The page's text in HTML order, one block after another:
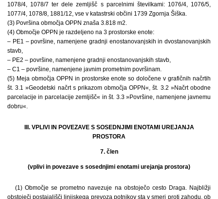
1078/4, 1078/7 ter dele zemljišč s parcelnimi številkami: 1076/4, 1076/5,
1077/4, 1078/8, 1881/12, vse v katastrski občini 1739 Zgornja Šiška.
(3) Površina območja OPPN znaša 3.818 m2.
(4) Območje OPPN je razdeljeno na 3 prostorske enote:
– PE1 – površine, namenjene gradnji enostanovanjskih in dvostanovanjskih
stavb,
– PE2 – površine, namenjene gradnji enostanovanjskih stavb,
– C1 – površine, namenjene javnim prometnim površinam.
(5) Meja območja OPPN in prostorske enote so določene v grafičnih načrtih
št. 3.1 »Geodetski načrt s prikazom območja OPPN«, št. 3.2 »Načrt obodne
parcelacije in parcelacije zemljišč« in št. 3.3 »Površine, namenjene javnemu
dobru«.
III. VPLIVI IN POVEZAVE S SOSEDNJIMI ENOTAMI UREJANJA
PROSTORA
7. člen
(vplivi in povezave s sosednjimi enotami urejanja prostora)
(1) Območje se prometno navezuje na obstoječo cesto Draga. Najbližji
obstoječi postajališči linijskega prevoza potnikov sta v smeri proti zahodu, ob